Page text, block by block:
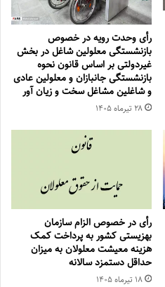
رأی وحدت رویه در خصوص
بازنشستگی معلولین شاغل در بخش
غیردولتی بر اساس قانون نحوه
بازنشستگی جانبازان و معلولین عادی
و شاغلین مشاغل سخت و زیان آور
۲۸ تیر‌ماه ۱۴۰۵
رأی در خصوص الزام سازمان
بهزیستی کشور به پرداخت کمک
هزینه معیشت معلولان به میزان
حداقل دستمزد سالانه
۱۸ تیر‌ماه ۱۴۰۵